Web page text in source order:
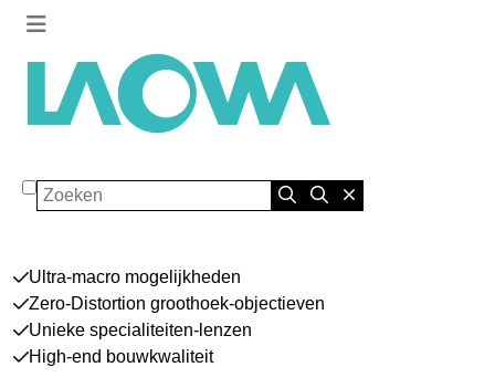
Zoeken
Ultra-macro mogelijkheden
Zero-Distortion groothoek-objectieven
Unieke specialiteiten-lenzen
High-end bouwkwaliteit